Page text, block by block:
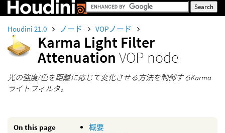
Houdini 21.0 ノード VOPノード
Karma Light Filter
Attenuation VOP node
光の強度/色を距離に応じて変化させる方法を制御するKarma
ライトフィルタ。
On this page
概要